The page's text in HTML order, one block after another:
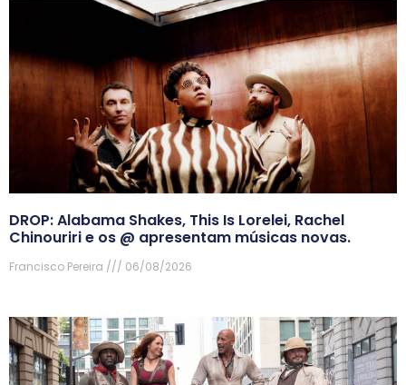
DROP: Alabama Shakes, This Is Lorelei, Rachel
Chinouriri e os @ apresentam músicas novas.
Francisco Pereira 06/08/2026